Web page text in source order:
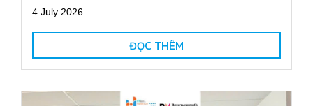
4 July 2026
ĐỌC THÊM